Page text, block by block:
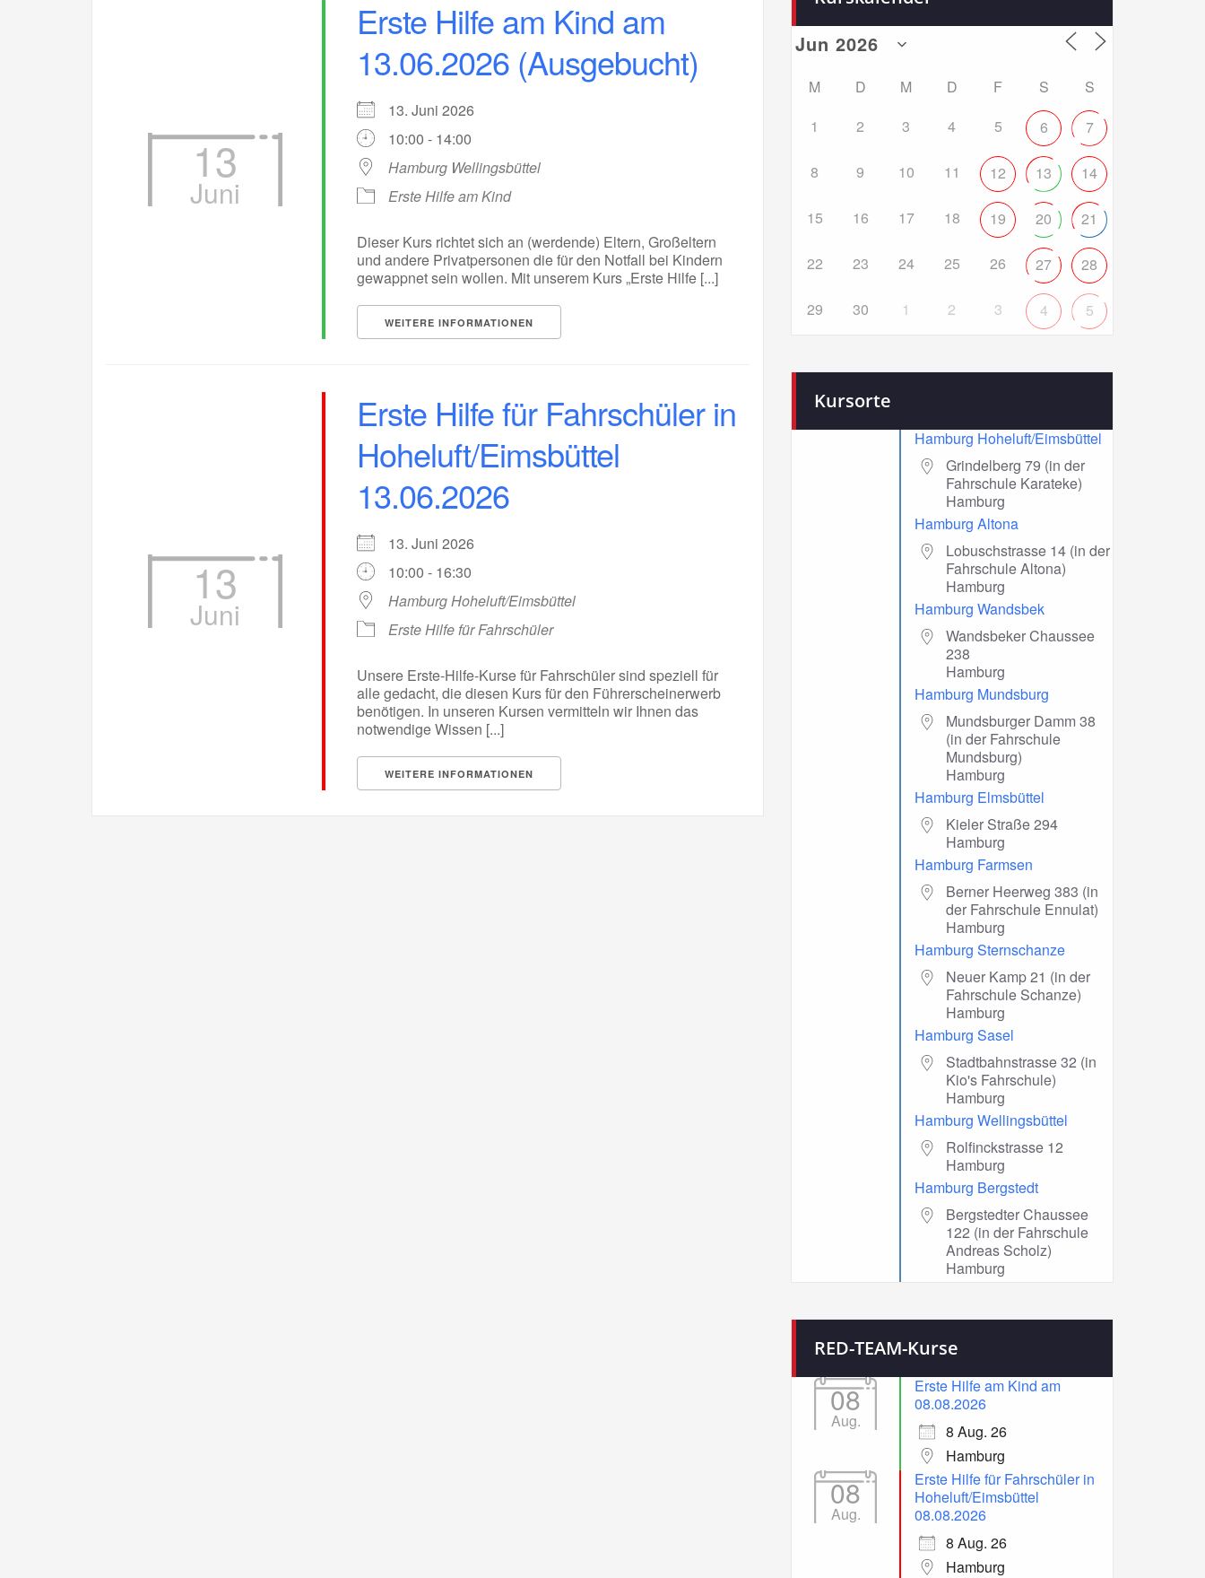
13
Juni
Erste Hilfe am Kind am
13.06.2026 (Ausgebucht)
13. Juni 2026
10:00 - 14:00
Hamburg Wellingsbüttel
Erste Hilfe am Kind
Dieser Kurs richtet sich an (werdende) Eltern, Großeltern
und andere Privatpersonen die für den Notfall bei Kindern
gewappnet sein wollen. Mit unserem Kurs „Erste Hilfe [...]
WEITERE INFORMATIONEN
13
Juni
Erste Hilfe für Fahrschüler in
Hoheluft/Eimsbüttel
13.06.2026
13. Juni 2026
10:00 - 16:30
Hamburg Hoheluft/Eimsbüttel
Erste Hilfe für Fahrschüler
Unsere Erste-Hilfe-Kurse für Fahrschüler sind speziell für
alle gedacht, die diesen Kurs für den Führerscheinerwerb
benötigen. In unseren Kursen vermitteln wir Ihnen das
notwendige Wissen [...]
WEITERE INFORMATIONEN
M D M D F S
S
1
2 3 4 5 6 7
8 9 10 11 12 13 14
15 16 17 18 19 20 21
22 23 24 25 26 27 28
29 30 1 2 3 4 5
Kursorte
Hamburg Hoheluft/Eimsbüttel
Grindelberg 79 (in der
Fahrschule Karateke)
Hamburg
Hamburg Altona
Lobuschstrasse 14 (in der
Fahrschule Altona)
Hamburg
Hamburg Wandsbek
Wandsbeker Chaussee
238
Hamburg
Hamburg Mundsburg
Mundsburger Damm 38
(in der Fahrschule
Mundsburg)
Hamburg
Hamburg Elmsbüttel
Kieler Straße 294
Hamburg
Hamburg Farmsen
Berner Heerweg 383 (in
der Fahrschule Ennulat)
Hamburg
Hamburg Sternschanze
Neuer Kamp 21 (in der
Fahrschule Schanze)
Hamburg
Hamburg Sasel
Stadtbahnstrasse 32 (in
Kio's Fahrschule)
Hamburg
Hamburg Wellingsbüttel
Rolfinckstrasse 12
Hamburg
Hamburg Bergstedt
Bergstedter Chaussee
122 (in der Fahrschule
Andreas Scholz)
Hamburg
RED-TEAM-Kurse
08
Aug.
Erste Hilfe am Kind am
08.08.2026
8 Aug. 26
Hamburg
08
Aug.
Erste Hilfe für Fahrschüler in
Hoheluft/Eimsbüttel
08.08.2026
8 Aug. 26
Hamburg